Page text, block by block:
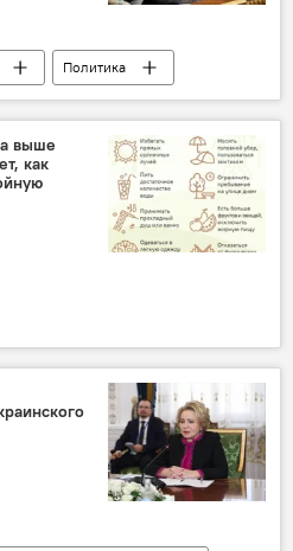
Политика
важных дат 2026
выше
как